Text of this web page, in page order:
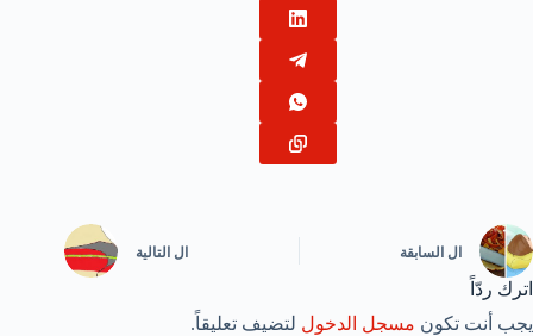
ال السابقة ال التالية
اترك ردّاً
يجب أنت تكون مسجل الدخول لتضيف تعليقاً.